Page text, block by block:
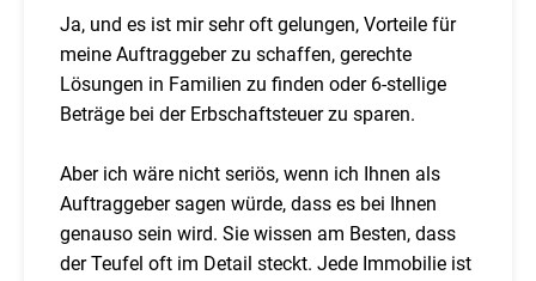
Ja, und es ist mir sehr oft gelungen, Vorteile für
meine Auftraggeber zu schaffen, gerechte
Lösungen in Familien zu finden oder 6-stellige
Beträge bei der Erbschaftsteuer zu sparen.
Aber ich wäre nicht seriös, wenn ich Ihnen als
Auftraggeber sagen würde, dass es bei Ihnen
genauso sein wird. Sie wissen am Besten, dass
der Teufel oft im Detail steckt. Jede Immobilie ist